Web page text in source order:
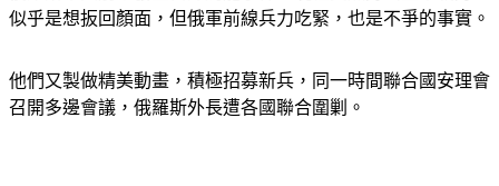
似乎是想扳回顏面，但俄軍前線兵力吃緊，也是不爭的事實。
他們又製做精美動畫，積極招募新兵，同一時間聯合國安理會
召開多邊會議，俄羅斯外長遭各國聯合圍剿。